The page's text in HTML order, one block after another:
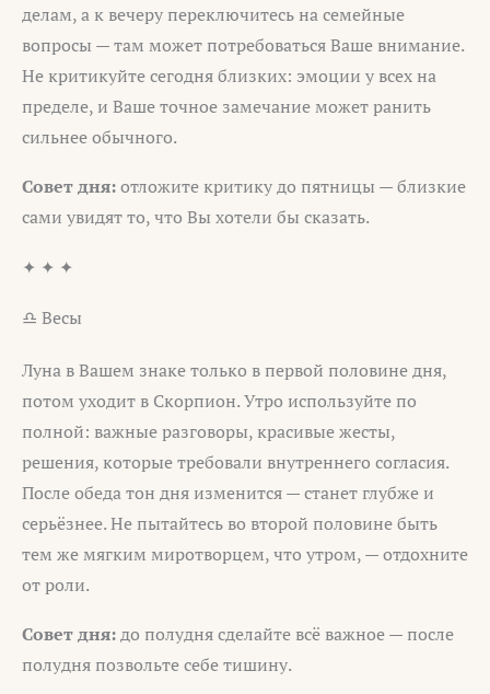
делам, а к вечеру переключитесь на семейные
вопросы — там может потребоваться Ваше внимание.
Не критикуйте сегодня близких: эмоции у всех на
пределе, и Ваше точное замечание может ранить
сильнее обычного.
Совет дня:отложите критику до пятницы — близкие
сами увидят то, что Вы хотели бы сказать.
✦ ✦ ✦
♎ Весы
Луна в Вашем знаке только в первой половине дня,
потом уходит в Скорпион. Утро используйте по
полной: важные разговоры, красивые жесты,
решения, которые требовали внутреннего согласия.
После обеда тон дня изменится — станет глубже и
серьёзнее. Не пытайтесь во второй половине быть
тем же мягким миротворцем, что утром, — отдохните
от роли.
Совет дня:до полудня сделайте всё важное — после
полудня позвольте себе тишину.